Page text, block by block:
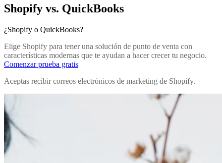
Shopify vs. QuickBooks
¿Shopify o QuickBooks?
Elige Shopify para tener una solución de punto de venta con
características modernas que te ayudan a hacer crecer tu negocio.
Comenzar prueba gratis
Aceptas recibir correos electrónicos de marketing de Shopify.